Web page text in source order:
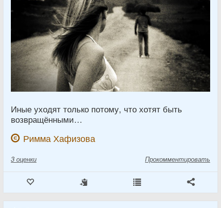
Иные уходят только потому, что хотят быть
возвращёнными…
Римма Хафизова
3 оценки Прокомментировать